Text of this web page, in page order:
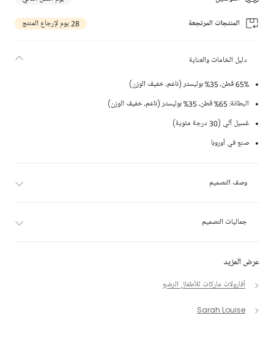
المنتجات المرتجعة 28 يوم لإرجاع المنتج
عرض المزيد
أفارولات ماركات للأطفال الرضع
Sarah Louise
دليل الخامات والعناية
65% قطن، 35% بوليستر (ناعم، خفيف الوزن)
البطانة: 65% قطن، 35% بوليستر (ناعم، خفيف الوزن)
غسيل آلي (30 درجة مئوية)
صنع في أوروبا
وصف التصميم
جماليات التصميم